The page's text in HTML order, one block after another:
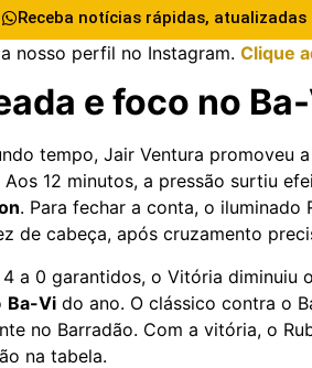
Receba notícias rápidas,
nosso perfil no Instagram. Clique
e foco no
tempo, Jair Ventura promoveu
12 minutos, a pressão surtiu
. Para fechar a conta, o iluminado
de cabeça, após cruzamento
a 0 garantidos, o Vitória diminuiu
Ba-Vi do ano. O clássico contra o
no Barradão. Com a vitória, o
na tabela.